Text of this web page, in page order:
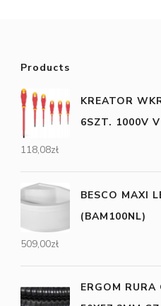
Products
KREATOR
6SZT. 1000V
118,08zł
BESCO MAXI
(BAM100NL)
509,00zł
ERGOM